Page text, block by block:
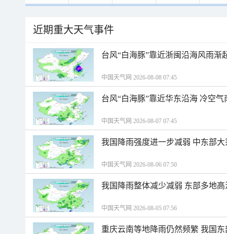
近期重大天气事件
台风“白海豚”靠近浙闽沿海风雨渐
中国天气网 2026-08-08 07:45
台风“白海豚”靠近华东沿海 冷空
中国天气网 2026-08-07 07:45
我国降雨强度进一步减弱 中东部
中国天气网 2026-08-06 07:50
我国降雨整体减少减弱 东部多地
中国天气网 2026-08-05 07:56
重庆云南等地降雨仍然频繁 我国